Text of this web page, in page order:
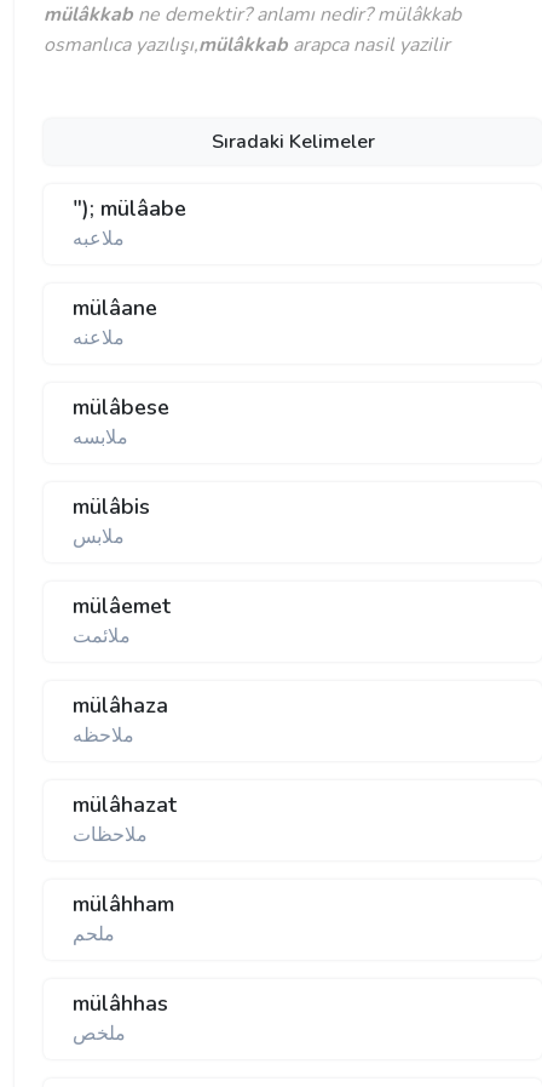
mülâkkab ne demektir? anlamı nedir? mülâkkab
osmanlıca yazılışı,mülâkkab arapca nasil yazilir
Sıradaki Kelimeler
"); mülâabe
ملاعبه
mülâane
ملاعنه
mülâbese
ملابسه
mülâbis
ملابس
mülâemet
ملائمت
mülâhaza
ملاحظه
mülâhazat
ملاحظات
mülâhham
ملحم
mülâhhas
ملخص